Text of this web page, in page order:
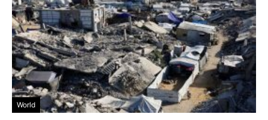
World